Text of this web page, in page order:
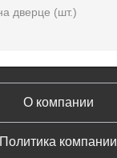
дверце (шт.)
О компании
Политика компании